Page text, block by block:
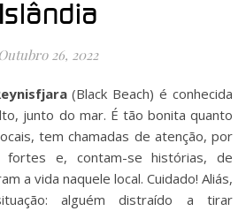
Islândia
Outubro 26, 2022
(Black Beach) é conhecida
junto do mar. É tão bonita quanto
tem chamadas de atenção, por
fortes e, contam-se histórias, de
a vida naquele local. Cuidado! Aliás,
alguém distraído a tirar